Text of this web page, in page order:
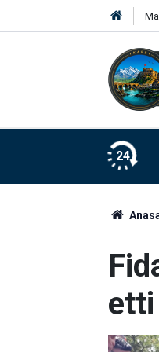
24
gram eroin ele geçirildi
etti